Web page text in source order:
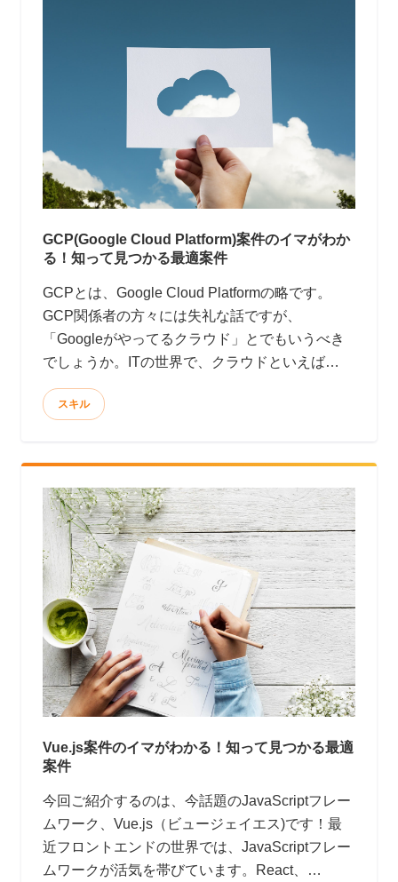
GCP(Google Cloud Platform)案件のイマがわか
る！知って見つかる最適案件
GCPとは、Google Cloud Platformの略です。
GCP関係者の方々には失礼な話ですが、
「Googleがやってるクラウド」とでもいうべき
でしょうか。ITの世界で、クラウドといえば
AWSというのが実状です。現にGartnerが公開し
たデータによると、2018年度クラウドシェアの
スキル
Vue.js案件のイマがわかる！知って見つかる最適
案件
今回ご紹介するのは、今話題のJavaScriptフレー
ムワーク、Vue.js（ビュージェイエス)です！最
近フロントエンドの世界では、JavaScriptフレー
ムワークが活気を帯びています。React、